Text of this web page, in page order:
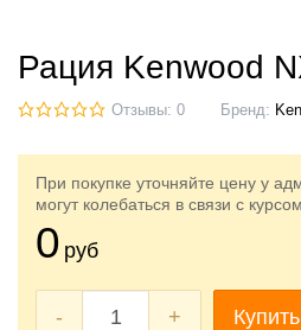
Рация Kenwood
Отзывы: 0 Бренд:
При покупке уточняйте цену у
могут колебаться в связи с
0 руб
- + Купить